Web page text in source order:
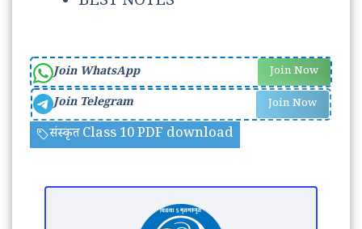
Join WhatsApp Join Now
Join Telegram Join Now
संस्कृत Class 10 PDF download